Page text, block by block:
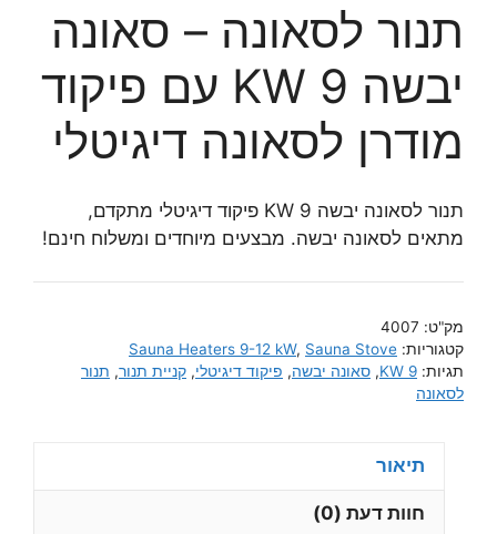
תנור לסאונה – סאונה
יבשה 9 KW עם פיקוד
מודרן לסאונה דיגיטלי
תנור לסאונה יבשה 9 KW פיקוד דיגיטלי מתקדם,
מתאים לסאונה יבשה. מבצעים מיוחדים ומשלוח חינם!
מק"ט: 4007
קטגוריות:
Sauna Heaters 9-12 kW, Sauna Stove
תגיות: 9 KW
, סאונה יבשה, פיקוד דיגיטלי, קניית תנור, תנור
לסאונה
תיאור
חוות דעת (0)